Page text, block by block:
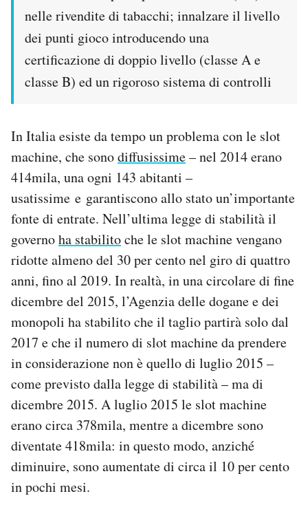
nelle rivendite di tabacchi; innalzare il livello
dei punti gioco introducendo una
certificazione di doppio livello (classe A e
classe B) ed un rigoroso sistema di controlli
In Italia esiste da tempo un problema con le slot
machine, che sonodiffusissime– nel 2014 erano
414mila, una ogni 143 abitanti –
usatissime e garantiscono allo stato un’importante
fonte di entrate. Nell’ultima legge di stabilità il
governoha stabilitoche le slot machine vengano
ridotte almeno del 30 per cento nel giro di quattro
anni, fino al 2019. In realtà, in una circolare di fine
dicembre del 2015, l’Agenzia delle dogane e dei
monopoli ha stabilito che il taglio partirà solo dal
2017 e che il numero di slot machine da prendere
in considerazione non è quello di luglio 2015 –
come previsto dalla legge di stabilità – ma di
dicembre 2015. A luglio 2015 le slot machine
erano circa 378mila, mentre a dicembre sono
diventate 418mila: in questo modo, anziché
diminuire, sono aumentate di circa il 10 per cento
in pochi mesi.